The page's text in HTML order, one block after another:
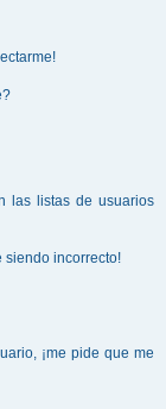
las listas de usuarios
siendo incorrecto!
¡me pide que me